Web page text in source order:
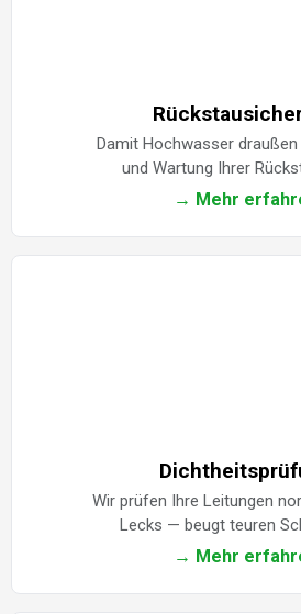
Damit Hochwasser draußen
und Wartung Ihrer
→ Mehr
Wir prüfen Ihre Leitungen
Lecks — beugt teuren
→ Mehr